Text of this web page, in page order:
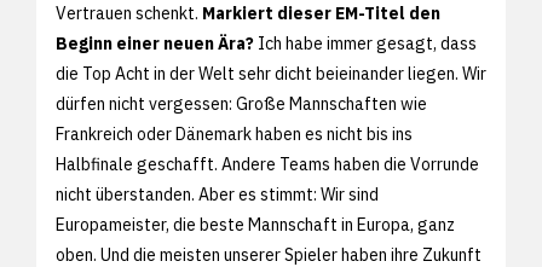
Vertrauen schenkt. Markiert dieser EM-Titel den
Beginn einer neuen Ära? Ich habe immer gesagt, dass
die Top Acht in der Welt sehr dicht beieinander liegen. Wir
dürfen nicht vergessen: Große Mannschaften wie
Frankreich oder Dänemark haben es nicht bis ins
Halbfinale geschafft. Andere Teams haben die Vorrunde
nicht überstanden. Aber es stimmt: Wir sind
Europameister, die beste Mannschaft in Europa, ganz
oben. Und die meisten unserer Spieler haben ihre Zukunft